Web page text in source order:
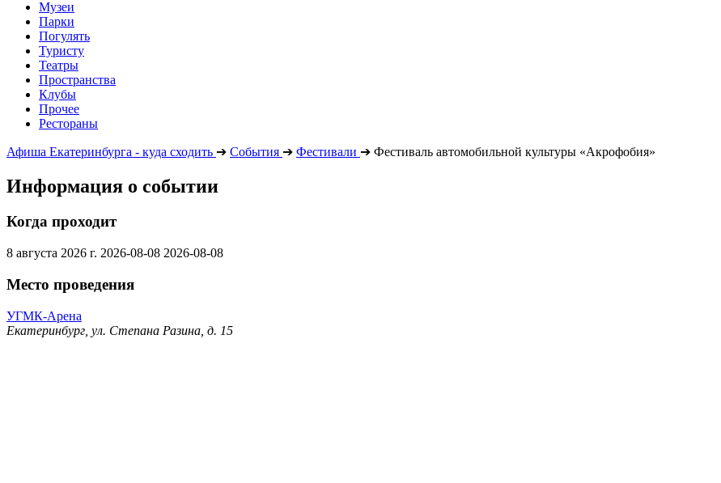
Музеи
Парки
Погулять
Туристу
Театры
Пространства
Клубы
Прочее
Рестораны
Афиша Екатеринбурга - куда сходить ➔ События ➔ Фестивали ➔ Фестиваль автомобильной культуры «Акрофобия»
Информация о событии
Когда проходит
8 августа 2026 г. 2026-08-08 2026-08-08
Место проведения
УГМК-Арена
Екатеринбург, ул. Степана Разина, д. 15